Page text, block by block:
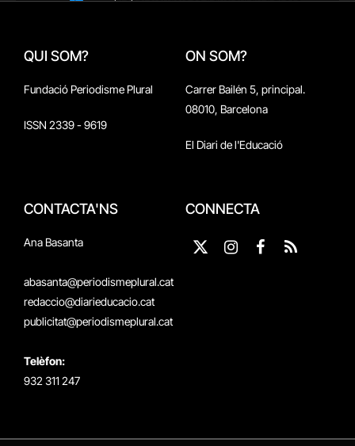
QUI SOM?
Fundació Periodisme Plural
ISSN 2339 - 9619
ON SOM?
Carrer Bailén 5, principal.
08010, Barcelona
El Diari de l'Educació
CONTACTA'NS
Ana Basanta
abasanta@periodismeplural.cat
redaccio@diarieducacio.cat
publicitat@periodismeplural.cat
Telèfon:
932 311 247
CONNECTA
X
Instagram
Facebook
RSS